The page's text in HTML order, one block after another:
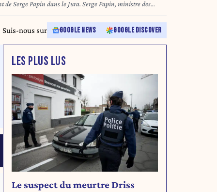
Serge Papin dans le Jura. Serge Papin, ministre des
de l’artisanat, du tourisme et du pouvoir d’achat, s'est
première Charte « Ville Commerçante », dispositif mis en
Cyrille Brero, maire de Lons-le saunier et les
"39" sous les arcades.
Suis-nous sur GOOGLE NEWS GOOGLE DISCOVER
LES PLUS LUS
Le suspect du meurtre Driss